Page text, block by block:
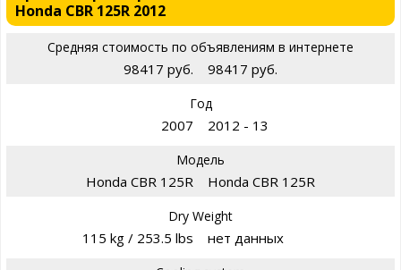
Honda CBR 125R 2012
Средняя стоимость по объявлениям в интернете
98417 руб. 98417 руб.
Год
2007 2012 - 13
Модель
Honda CBR 125R Honda CBR 125R
Dry Weight
115 kg / 253.5 lbs нет данных